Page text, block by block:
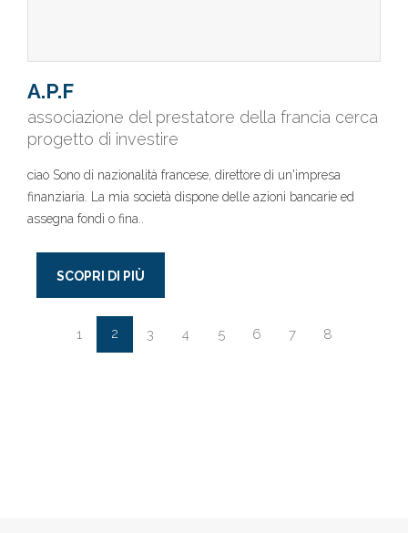
A.P.F
associazione del prestatore della francia cerca
progetto di investire
ciao Sono di nazionalità francese, direttore di un'impresa
finanziaria. La mia società dispone delle azioni bancarie ed
assegna fondi o fina..
SCOPRI DI PIÙ
1 2 3 4 5 6 7 8